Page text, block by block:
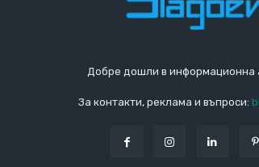
Добре дошли в информационна
За контакти, реклама и въпроси: